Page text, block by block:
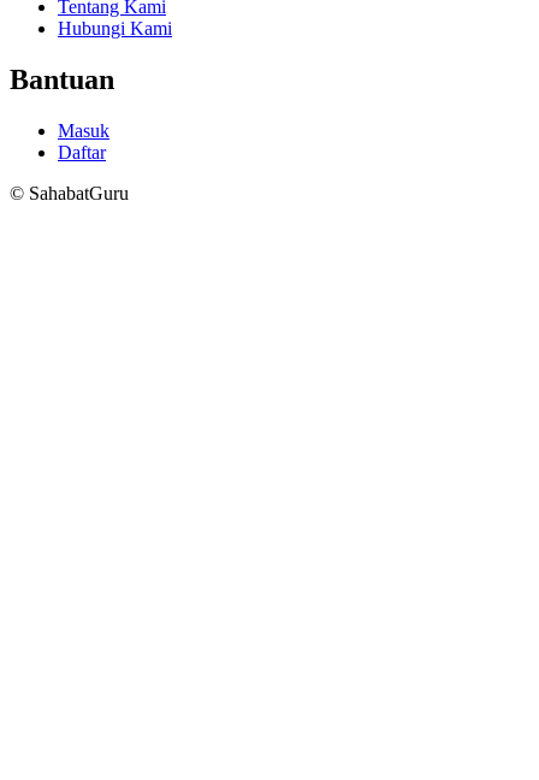
Tentang Kami
Hubungi Kami
Bantuan
Masuk
Daftar
© SahabatGuru